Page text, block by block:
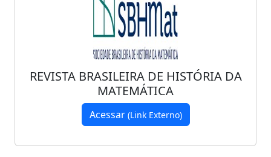
REVISTA BRASILEIRA DE HISTÓRIA DA
MATEMÁTICA
Acessar (Link Externo)